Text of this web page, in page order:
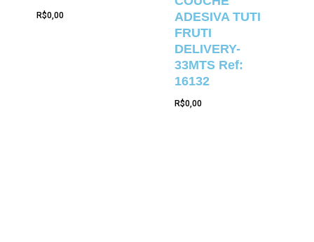
R$0,00
ADESIVA TUTI
FRUTI
DELIVERY-
33MTS Ref:
16132
R$0,00